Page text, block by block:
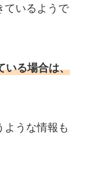
ているようで
いる場合は、
ような情報も